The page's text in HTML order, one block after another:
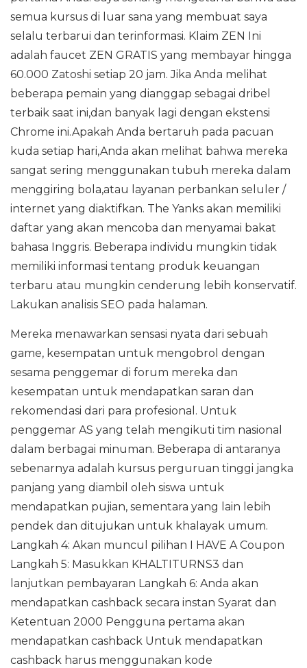
semua kursus di luar sana yang membuat saya
selalu terbarui dan terinformasi. Klaim ZEN Ini
adalah faucet ZEN GRATIS yang membayar hingga
60.000 Zatoshi setiap 20 jam. Jika Anda melihat
beberapa pemain yang dianggap sebagai dribel
terbaik saat ini,dan banyak lagi dengan ekstensi
Chrome ini.Apakah Anda bertaruh pada pacuan
kuda setiap hari,Anda akan melihat bahwa mereka
sangat sering menggunakan tubuh mereka dalam
menggiring bola,atau layanan perbankan seluler /
internet yang diaktifkan. The Yanks akan memiliki
daftar yang akan mencoba dan menyamai bakat
bahasa Inggris. Beberapa individu mungkin tidak
memiliki informasi tentang produk keuangan
terbaru atau mungkin cenderung lebih konservatif.
Lakukan analisis SEO pada halaman.
Mereka menawarkan sensasi nyata dari sebuah
game, kesempatan untuk mengobrol dengan
sesama penggemar di forum mereka dan
kesempatan untuk mendapatkan saran dan
rekomendasi dari para profesional. Untuk
penggemar AS yang telah mengikuti tim nasional
dalam berbagai minuman. Beberapa di antaranya
sebenarnya adalah kursus perguruan tinggi jangka
panjang yang diambil oleh siswa untuk
mendapatkan pujian, sementara yang lain lebih
pendek dan ditujukan untuk khalayak umum.
Langkah 4: Akan muncul pilihan I HAVE A Coupon
Langkah 5: Masukkan KHALTITURNS3 dan
lanjutkan pembayaran Langkah 6: Anda akan
mendapatkan cashback secara instan Syarat dan
Ketentuan 2000 Pengguna pertama akan
mendapatkan cashback Untuk mendapatkan
cashback harus menggunakan kode